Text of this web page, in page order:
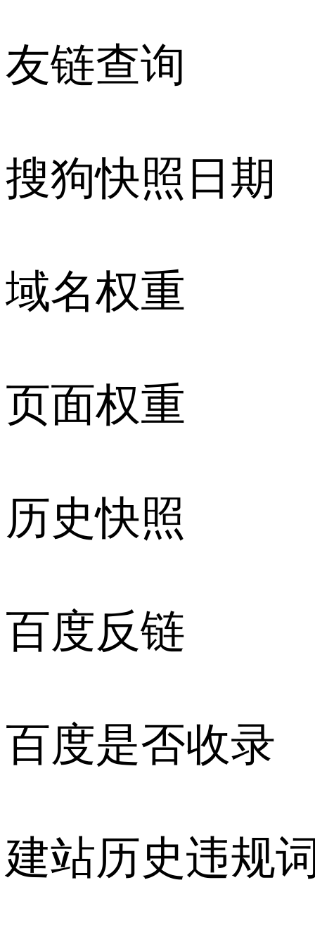
友链查询
搜狗快照日期
域名权重
页面权重
历史快照
百度反链
百度是否收录
建站历史违规